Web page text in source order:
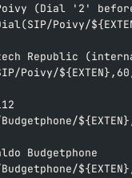
(Dial '2'
Poivy/
Republic
Poivy/
Budgetphone